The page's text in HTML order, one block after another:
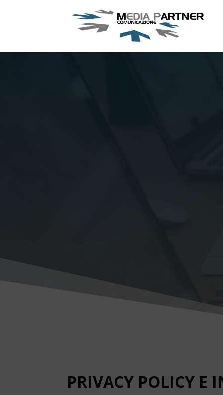
PRIVACY POLICY E